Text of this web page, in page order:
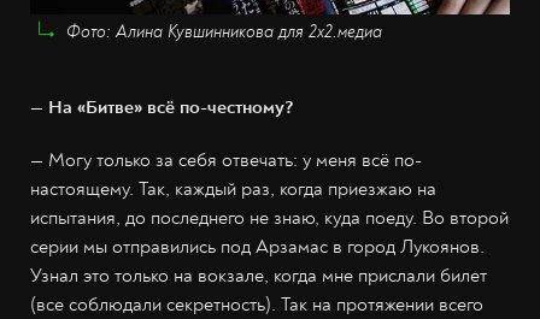
Фото: Алина Кувшинникова для 2х2.медиа
— На «Битве» всё по-честному?
— Могу только за себя отвечать: у меня всё по-
настоящему. Так, каждый раз, когда приезжаю на
испытания, до последнего не знаю, куда поеду. Во второй
серии мы отправились под Арзамас в город Лукоянов.
Узнал это только на вокзале, когда мне прислали билет
(все соблюдали секретность). Так на протяжении всего